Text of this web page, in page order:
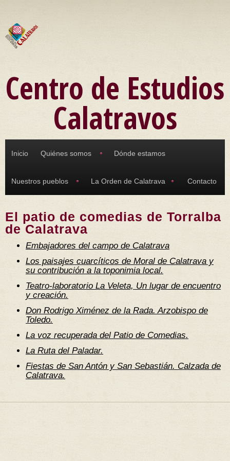
Centro de Estudios
Calatravos
Inicio Quiénes somos Dónde estamos
Nuestros pueblos La Orden de Calatrava Contacto
El patio de comedias de Torralba
de Calatrava
Embajadores del campo de Calatrava
Los paisajes cuarcíticos de Moral de Calatrava y
su contribución a la toponimia local.
Teatro-laboratorio La Veleta, Un lugar de encuentro
y creación.
Don Rodrigo Ximénez de la Rada. Arzobispo de
Toledo.
La voz recuperada del Patio de Comedias.
La Ruta del Paladar.
Fiestas de San Antón y San Sebastián. Calzada de
Calatrava.